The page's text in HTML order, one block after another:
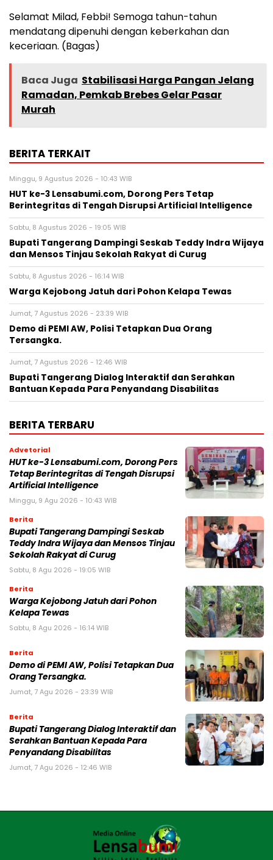
‎Selamat Milad, Febbi! Semoga tahun-tahun
mendatang dipenuhi dengan keberkahan dan
keceriaan. (Bagas)
Baca Juga Stabilisasi Harga Pangan Jelang
Ramadan, Pemkab Brebes Gelar Pasar
Murah
BERITA TERKAIT
Minggu, 9 Agustus 2026 - 10:43 WIB
HUT ke-3 Lensabumi.com, Dorong Pers Tetap
Berintegritas di Tengah Disrupsi Artificial Intelligence
Sabtu, 8 Agustus 2026 - 19:05 WIB
Bupati Tangerang Dampingi Seskab Teddy Indra Wijaya
dan Mensos Tinjau Sekolah Rakyat di Curug
Sabtu, 8 Agustus 2026 - 16:14 WIB
Warga Kejobong Jatuh dari Pohon Kelapa Tewas
Jumat, 7 Agustus 2026 - 23:39 WIB
Demo di PEMI AW, Polisi Tetapkan Dua Orang
Tersangka.
Jumat, 7 Agustus 2026 - 12:46 WIB
Bupati Tangerang Dialog Interaktif dan Serahkan
Bantuan Kepada Para Penyandang Disabilitas
BERITA TERBARU
Advetorial
HUT ke-3 Lensabumi.com, Dorong Pers
Tetap Berintegritas di Tengah Disrupsi
Artificial Intelligence
Minggu, 9 Agu 2026 - 10:43 WIB
Berita
Bupati Tangerang Dampingi Seskab
Teddy Indra Wijaya dan Mensos Tinjau
Sekolah Rakyat di Curug
Sabtu, 8 Agu 2026 - 19:05 WIB
Berita
Warga Kejobong Jatuh dari Pohon
Kelapa Tewas
Sabtu, 8 Agu 2026 - 16:14 WIB
Berita
Demo di PEMI AW, Polisi Tetapkan Dua
Orang Tersangka.
Jumat, 7 Agu 2026 - 23:39 WIB
Berita
Bupati Tangerang Dialog Interaktif dan
Serahkan Bantuan Kepada Para
Penyandang Disabilitas
Jumat, 7 Agu 2026 - 12:46 WIB